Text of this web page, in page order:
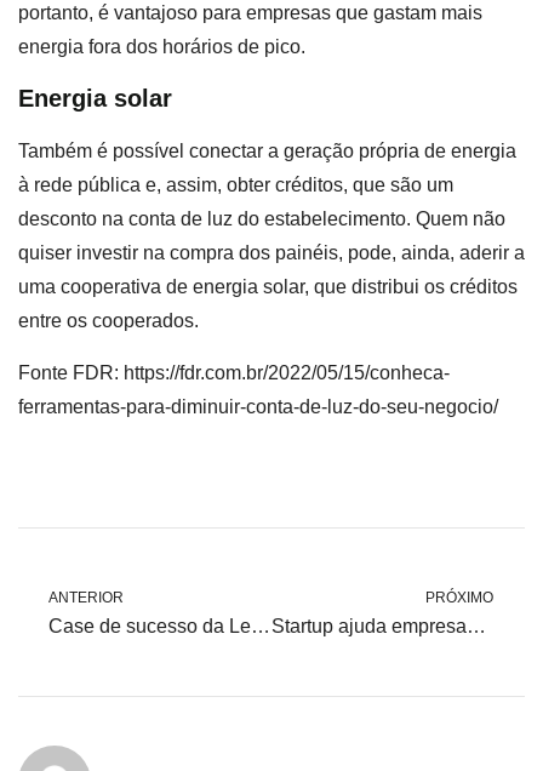
portanto, é vantajoso para empresas que gastam mais
energia fora dos horários de pico.
Energia solar
Também é possível conectar a geração própria de energia
à rede pública e, assim, obter créditos, que são um
desconto na conta de luz do estabelecimento. Quem não
quiser investir na compra dos painéis, pode, ainda, aderir a
uma cooperativa de energia solar, que distribui os créditos
entre os cooperados.
Fonte FDR: https://fdr.com.br/2022/05/15/conheca-
ferramentas-para-diminuir-conta-de-luz-do-seu-negocio/
ANTERIOR
Case de sucesso da Lead Energy no Jornal da Band, com a participação do nosso CEO Raphael Ruffato
PRÓXIMO
Startup ajuda empresas e consumidores a identificarem cobranças extras na conta de luz